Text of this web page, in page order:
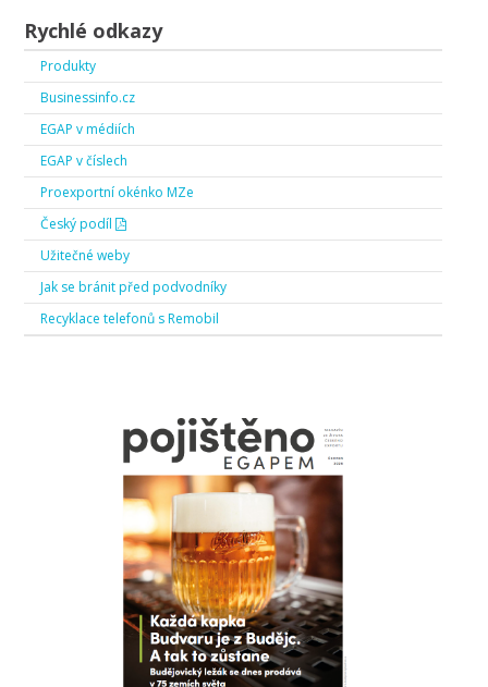
Rychlé odkazy
Produkty
Businessinfo.cz
EGAP v médiích
EGAP v číslech
Proexportní okénko MZe
Český podíl
Užitečné weby
Jak se bránit před podvodníky
Recyklace telefonů s Remobil